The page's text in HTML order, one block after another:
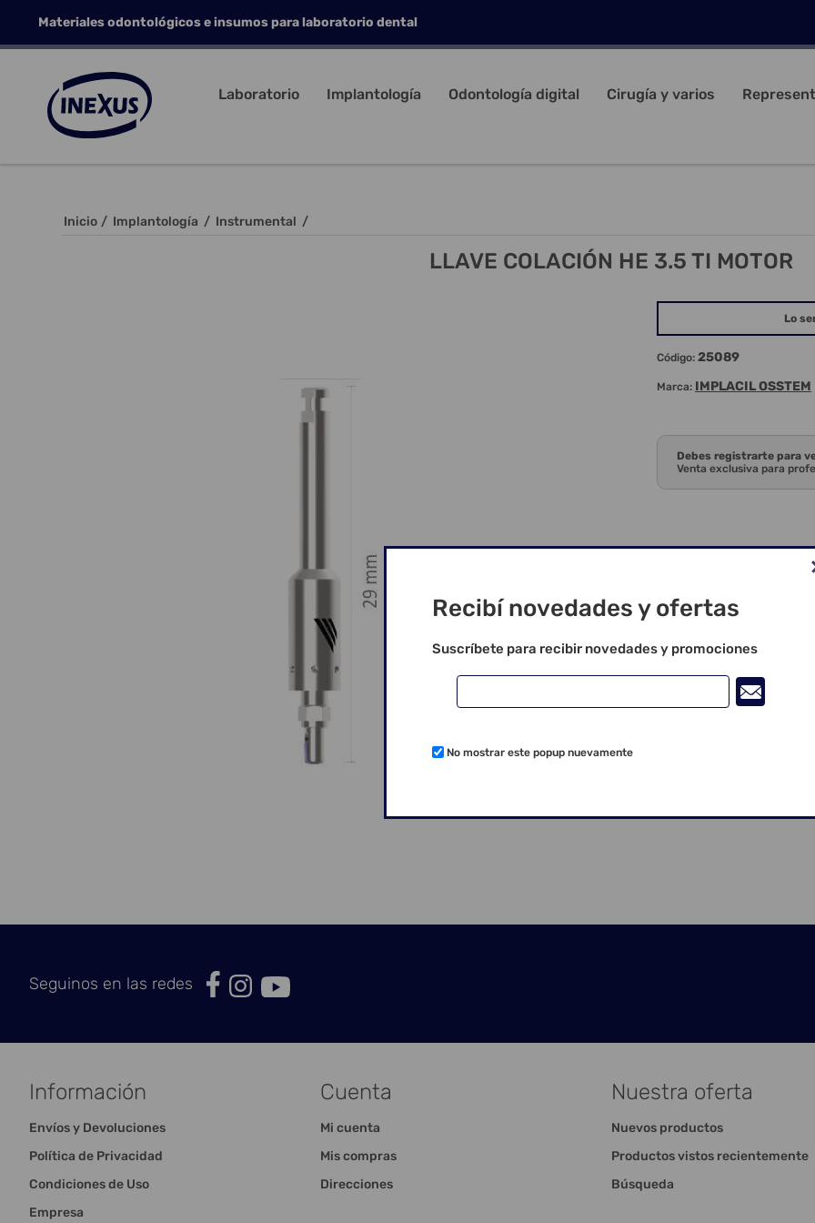
Materiales odontológicos e insumos para laboratorio dental
Laboratorio Implantología Odontología digital Cirugía y varios
Inicio / Implantología / Instrumental /
LLAVE COLACIÓN HE 3.5 TI MOTOR
Lo
Código: 25089
Marca: IMPLACIL OSSTEM
Debes registrarte para
Venta exclusiva para
Seguinos en las redes
Información
Envíos y Devoluciones
Política de Privacidad
Condiciones de Uso
Empresa
Cuenta
Mi cuenta
Mis compras
Direcciones
Nuestra oferta
Nuevos productos
Productos vistos recientemente
Búsqueda
Recibí novedades y ofertas
Suscríbete para recibir novedades y promociones
No mostrar este popup nuevamente